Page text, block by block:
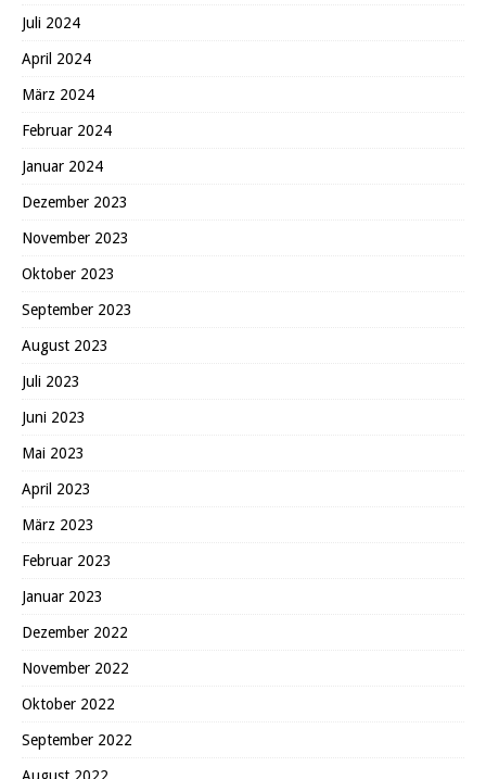
Juli 2024
April 2024
März 2024
Februar 2024
Januar 2024
Dezember 2023
November 2023
Oktober 2023
September 2023
August 2023
Juli 2023
Juni 2023
Mai 2023
April 2023
März 2023
Februar 2023
Januar 2023
Dezember 2022
November 2022
Oktober 2022
September 2022